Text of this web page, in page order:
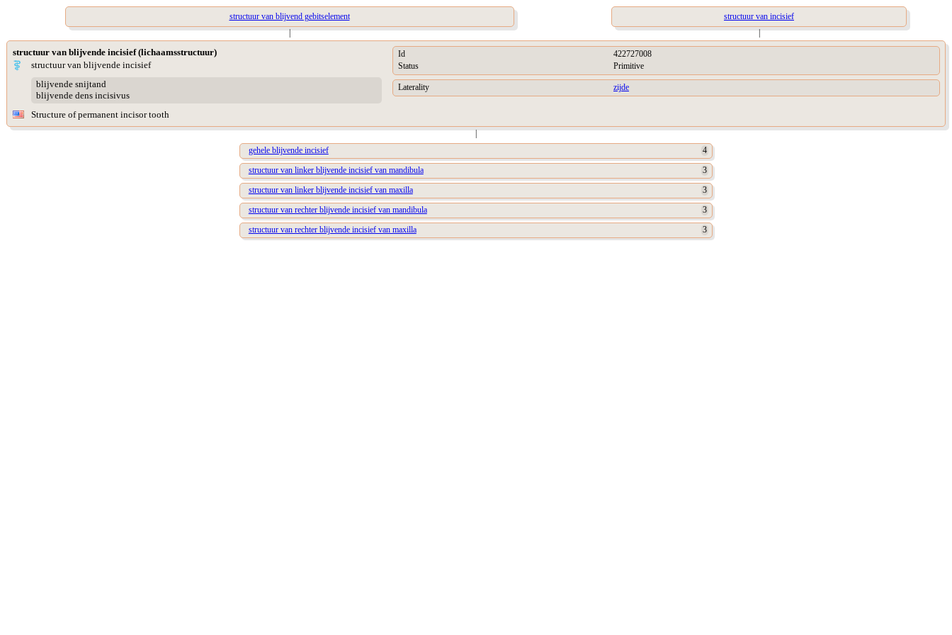
structuur van blijvend gebitselement
structuur van incisief
|
|
structuur van blijvende incisief (lichaamsstructuur)
structuur van blijvende incisief
blijvende snijtand
blijvende dens incisivus
Structure of permanent incisor tooth
Id
422727008
Status
Primitive
Laterality zijde
|
gehele blijvende incisief
4
structuur van linker blijvende incisief van mandibula
3
structuur van linker blijvende incisief van maxilla
3
structuur van rechter blijvende incisief van mandibula
3
structuur van rechter blijvende incisief van maxilla
3